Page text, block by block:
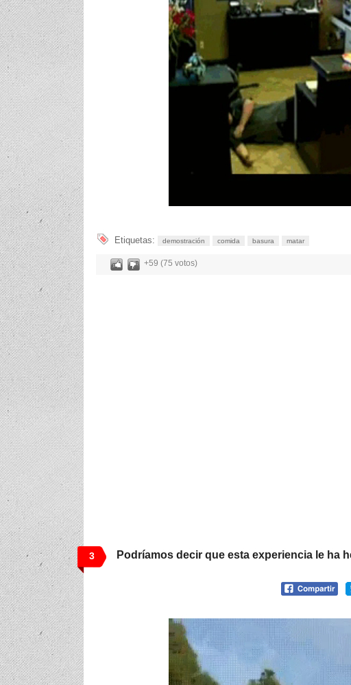
Etiquetas: demostración comida basura matar
+59 (75 votos)
3 Podríamos decir que esta experiencia le ha